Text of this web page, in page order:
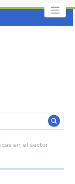
en el sector